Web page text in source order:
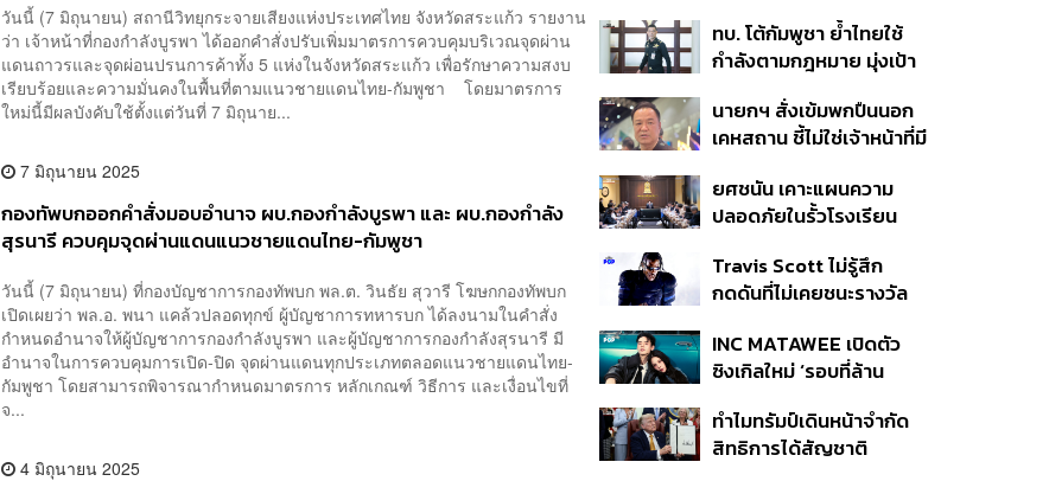
วันนี้ (7 มิถุนายน) สถานีวิทยุกระจายเสียงแห่งประเทศไทย จังหวัดสระแก้ว รายงาน
ว่า เจ้าหน้าที่กองกำลังบูรพา ได้ออกคำสั่งปรับเพิ่มมาตรการควบคุมบริเวณจุดผ่าน
แดนถาวรและจุดผ่อนปรนการค้าทั้ง 5 แห่งในจังหวัดสระแก้ว เพื่อรักษาความสงบ
เรียบร้อยและความมั่นคงในพื้นที่ตามแนวชายแดนไทย-กัมพูชา โดยมาตรการ
ใหม่นี้มีผลบังคับใช้ตั้งแต่วันที่ 7 มิถุนาย...
7 มิถุนายน 2025
กองทัพบกออกคำสั่งมอบอำนาจ ผบ.กองกำลังบูรพา และ ผบ.กองกำลัง
สุรนารี ควบคุมจุดผ่านแดนแนวชายแดนไทย-กัมพูชา
วันนี้ (7 มิถุนายน) ที่กองบัญชาการกองทัพบก พล.ต. วินธัย สุวารี โฆษกกองทัพบก
เปิดเผยว่า พล.อ. พนา แคล้วปลอดทุกข์ ผู้บัญชาการทหารบก ได้ลงนามในคำสั่ง
กำหนดอำนาจให้ผู้บัญชาการกองกำลังบูรพา และผู้บัญชาการกองกำลังสุรนารี มี
อำนาจในการควบคุมการเปิด-ปิด จุดผ่านแดนทุกประเภทตลอดแนวชายแดนไทย-
กัมพูชา โดยสามารถพิจารณากำหนดมาตรการ หลักเกณฑ์ วิธีการ และเงื่อนไขที่
จ...
4 มิถุนายน 2025
ครั้ง ตลอด 10 ปีที่ผ่านมา
ทบ. โต้กัมพูชา ย้ำไทยใช้
กำลังตามกฎหมาย มุ่งเป้า
หายไทยไม่อาจลบด้วย
ข้อมูลบิดเบือน
นายกฯ สั่งเข้มพกปืนนอก
เคหสถาน ชี้ไม่ใช่เจ้าหน้าที่มี
ก่อเหตุ เจ้าของร่วมรับผิด
ยศชนัน เคาะแผนความ
ปลอดภัยในรั้วโรงเรียน
ดูแล-คุมเข้มคัดกรองสิ่ง
ผิดกฎหมาย
Travis Scott ไม่รู้สึก
กดดันที่ไม่เคยชนะรางวัล
แล้ว 10 ครั้ง
INC MATAWEE เปิดตัว
ซิงเกิลใหม่ ‘รอบที่ล้าน
มาแสดงในมิวสิกวิดีโอ
ทำไมทรัมป์เดินหน้าจำกัด
สิทธิการได้สัญชาติ